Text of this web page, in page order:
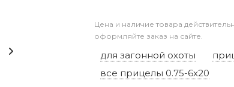
Цена и наличие товара
оформляйте заказ на сайте.
для загонной охоты
все прицелы 0.75-6x20